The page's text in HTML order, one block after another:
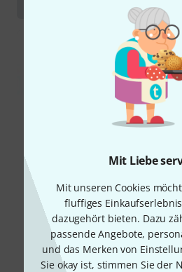
Mit Liebe
Mit unseren Cookies
fluffiges
dazugehört bieten. Dazu
passende Angebote,
und das Merken von
Sie okay ist, stimmen Sie der